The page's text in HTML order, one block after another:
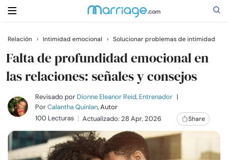
Buscar
Casarse
Relaciones
Familia
Relación › Intimidad emocional › Solucionar problemas de intimidad
Falta de profundidad emocional en
las relaciones: señales y consejos
Revisado por Dionne Eleanor Reid, Entrenador |
PorCalantha Quinlan, Autor
100 Lecturas
Actualizado: 28 Apr, 2026 Share